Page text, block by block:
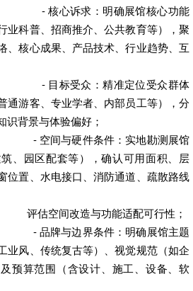
- 核心诉求：明确展馆核心功能
业科普、招商推介、公共教育等），聚
、核心成果、产品技术、行业趋势、互
- 目标受众：精准定位受众群体
通游客、专业学者、内部员工等），分
识背景与体验偏好；
- 空间与硬件条件：实地勘测展馆
、园区配套等），确认可用面积、层
位置、水电接口、消防通道、疏散路线
评估空间改造与功能适配可行性；
- 品牌与边界条件：明确展馆主题
业风、传统复古等）、视觉规范（如企
预算范围（含设计、施工、设备、软